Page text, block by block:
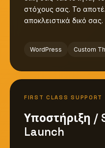
στόχους σας. Το
αποκλειστικά δικό σας.
WordPress Custom
FIRST CLASS SUPPORT
Υποστήριξη /
Launch